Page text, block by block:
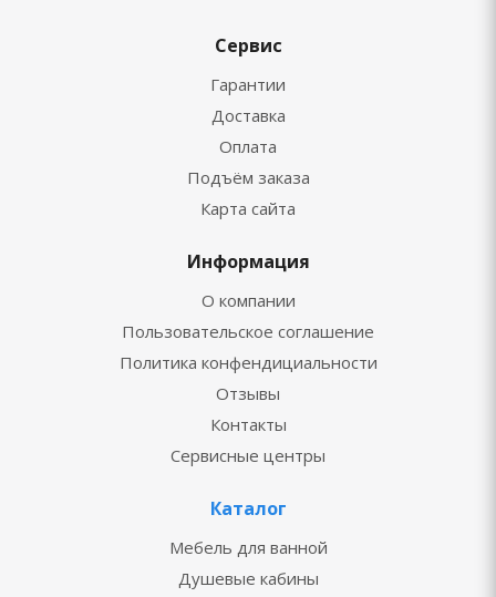
Сервис
Гарантии
Доставка
Оплата
Подъём заказа
Карта сайта
Информация
О компании
Пользовательское соглашение
Политика конфендициальности
Отзывы
Контакты
Сервисные центры
Каталог
Мебель для ванной
Душевые кабины